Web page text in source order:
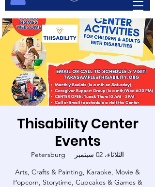
Thisability Center
Events
الثلاثاء، 02 سبتمبر
  |
Petersburg
Arts, Crafts & Painting, Karaoke, Movie &
Popcorn, Storytime, Cupcakes & Games &